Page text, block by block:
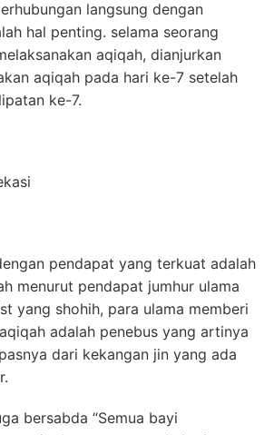
langsung dengan
hal penting. selama seorang
aqiqah, dianjurkan
aqiqah pada hari ke-7 setelah
ke-7.
pendapat yang terkuat adalah
menurut pendapat jumhur ulama
yang shohih, para ulama memberi
adalah penebus yang artinya
dari kekangan jin yang ada
bersabda “Semua bayi